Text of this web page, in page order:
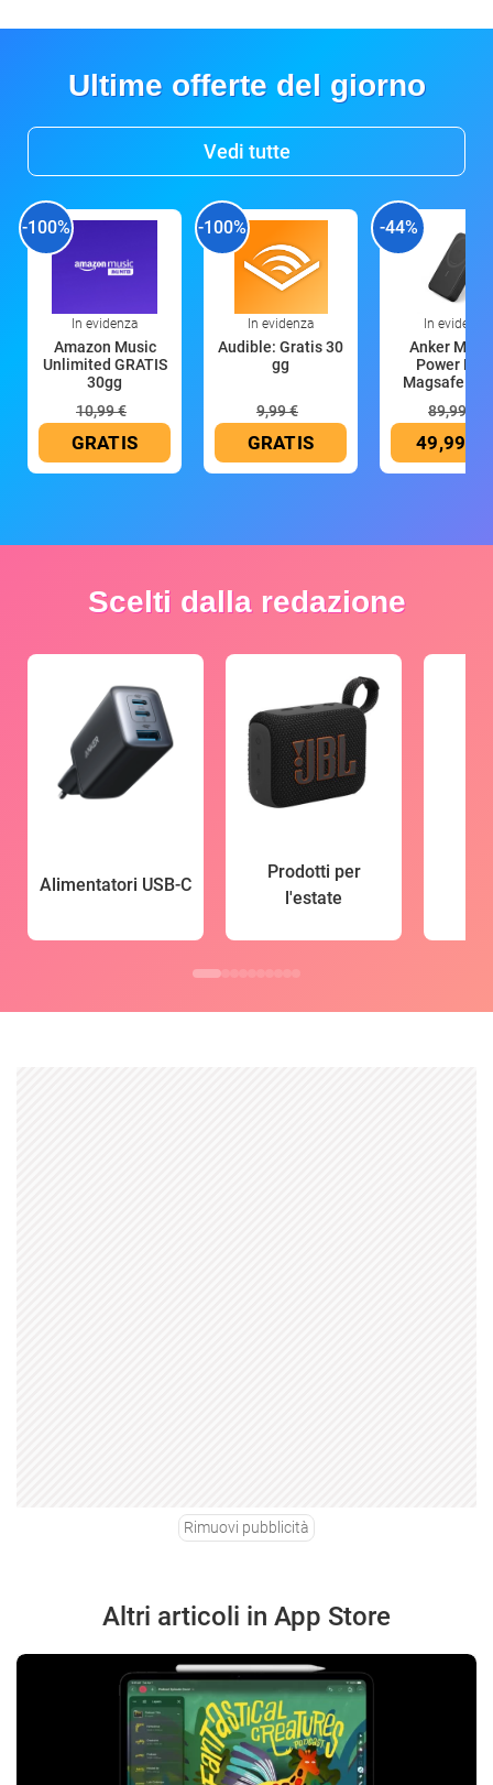
Ultime offerte del giorno
Vedi tutte
-100%
In evidenza
Amazon Music
Unlimited GRATIS
30gg
10,99 €
GRATIS
-100%
In evidenza
Audible: Gratis 30
gg
9,99 €
GRATIS
-44%
In evidenza
Anker
Power
Magsafe
89,99 €
49,99 €
Scelti dalla redazione
Alimentatori USB-C
Prodotti per
l'estate
Rimuovi pubblicità
Altri articoli in App Store